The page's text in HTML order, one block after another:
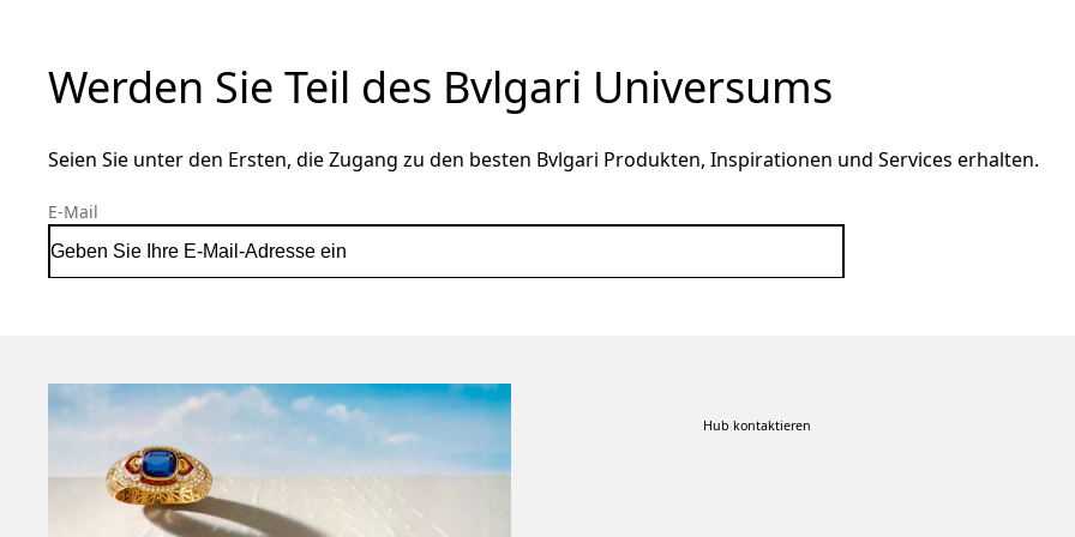
Werden Sie Teil des Bvlgari Universums
Seien Sie unter den Ersten, die Zugang zu den besten Bvlgari Produkten, Inspirationen und Services erhalten.
E-Mail
Hub kontaktieren